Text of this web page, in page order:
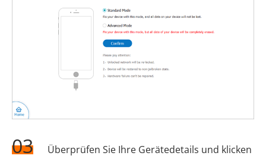
03
Überprüfen Sie Ihre Gerätedetails und klicken